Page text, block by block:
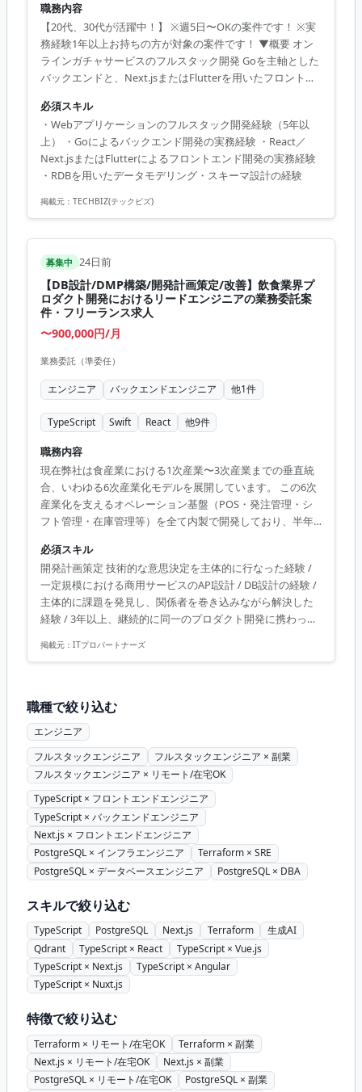
職務内容
【20代、30代が活躍中！】 ※週5日〜OKの案件です！ ※実
務経験1年以上お持ちの方が対象の案件です！ ▼概要 オン
ラインガチャサービスのフルスタック開発 Goを主軸とした
バックエンドと、Next.jsまたはFlutterを用いたフロントエ
までを一貫してリードしていただきます。 「人間が手でコ
ードを書く」工程を原則廃止し、Claude Code、Cursor、
MCPなどを用いたAI協働開発を前提としています。AIを活
用した高速な開発サイクルの中で、ユーザーに届く価値を
エンドツーエンドで生み出していただくポジションです。
（工程）企画、設計、実装、リリース、運用、保守 ...
必須スキル
・Webアプリケーションのフルスタック開発経験（5年以
上） ・Goによるバックエンド開発の実務経験 ・React／
Next.jsまたはFlutterによるフロントエンド開発の実務経験
・RDBを用いたデータモデリング・スキーマ設計の経験
掲載元： TECHBIZ(テックビズ)
募集中 24日前
【DB設計/DMP構築/開発計画策定/改善】飲食業界プ
ロダクト開発におけるリードエンジニアの業務委託案
件・フリーランス求人
〜900,000円/月
業務委託（準委任）
エンジニア バックエンドエンジニア 他1件
TypeScript Swift React 他9件
職務内容
現在弊社は食産業における1次産業〜3次産業までの垂直統
合、いわゆる6次産業化モデルを展開しています。 この6次
産業化を支えるオペレーション基盤（POS・発注管理・シ
フト管理・在庫管理等）を全て内製で開発しており、半年
も広がり続けています。 今後数百店舗への拡大を見据え、
自社オペレーションを支えるシステム群の設計から実装ま
でを一貫して担っていただけるテックリードを募集してい
ます。 POS・発注管理・シフト管理・在庫管理など、店
舗・工場のオペレーションを支えるシステム群を横断して
設計・実装を担っていただきます。 技術スタックは全て
必須スキル
開発計画策定 技術的な意思決定を主体的に行なった経験 /
一定規模における商用サービスのAPI設計 / DB設計の経験 /
主体的に課題を発見し、関係者を巻き込みながら解決した
経験 / 3年以上、継続的に同一のプロダクト開発に携わった
掲載元： ITプロパートナーズ
職種で絞り込む
エンジニア
フルスタックエンジニア
フルスタックエンジニア × 副業
フルスタックエンジニア × リモート/在宅OK
TypeScript × フロントエンドエンジニア
TypeScript × バックエンドエンジニア
Next.js × フロントエンドエンジニア
PostgreSQL × インフラエンジニア
Terraform × SRE
PostgreSQL × データベースエンジニア
PostgreSQL × DBA
スキルで絞り込む
TypeScript PostgreSQL Next.js Terraform
生成AI
Qdrant
TypeScript × React
TypeScript × Vue.js
TypeScript × Next.js
TypeScript × Angular
TypeScript × Nuxt.js
特徴で絞り込む
Terraform × リモート/在宅OK
Terraform × 副業
Next.js × リモート/在宅OK
Next.js × 副業
PostgreSQL × リモート/在宅OK
PostgreSQL × 副業